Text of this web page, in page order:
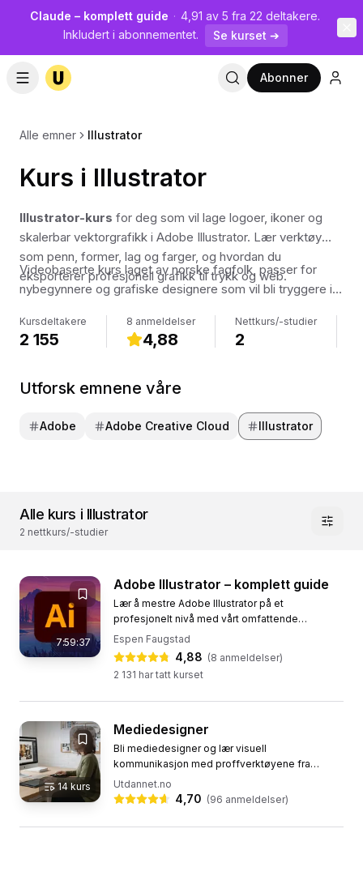
Claude – komplett guide · 4,91 av 5 fra 22 deltakere.
Inkludert i abonnementet.
Se kurset ➔
Abonner
Alle emner Illustrator
Kurs i Illustrator
Illustrator-kurs for deg som vil lage logoer, ikoner og
skalerbar vektorgrafikk i Adobe Illustrator. Lær verktøy
som penn, former, lag og farger, og hvordan du
eksporterer profesjonell grafikk til trykk og web.
Videobaserte kurs laget av norske fagfolk, passer for
nybegynnere og grafiske designere som vil bli tryggere i
Kursdeltakere
2 155
8 anmeldelser
4,88
Nettkurs/-studier
2
Utforsk emnene våre
Adobe Adobe Creative Cloud Illustrator
Alle kurs i Illustrator
2 nettkurs/-studier
7:59:37
Adobe Illustrator – komplett guide
Lær å mestre Adobe Illustrator på et
profesjonelt nivå med vårt omfattende
Illustrator-kurs. Dette kurset er perfekt for både
nybegynnere og viderekomne, og...
Espen Faugstad
4,88 (8 anmeldelser)
2 131 har tatt kurset
14kurs
Mediedesigner
Bli mediedesigner og lær visuell
kommunikasjon med proffverktøyene fra
Adobe: Photoshop, Illustrator og InDesign. Dette
nettstudiet tar deg gjennom hele den...
Utdannet.no
4,70 (96 anmeldelser)